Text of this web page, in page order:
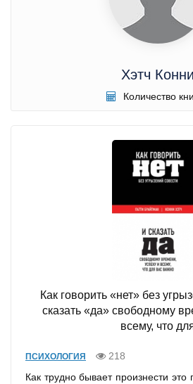
Хэтч Конни
Количество
Как говорить «нет» без
сказать «да» свободному
всему, что
ПСИХОЛОГИЯ
218
Как трудно бывает произнести это